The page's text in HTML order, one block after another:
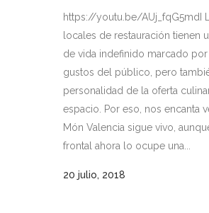
https://youtu.be/AUj_fqG5mdI
locales de restauración tienen
de vida indefinido marcado
gustos del público, pero
personalidad de la oferta
espacio. Por eso, nos encanta
Món Valencia sigue vivo,
frontal ahora lo ocupe una...
20 julio, 2018